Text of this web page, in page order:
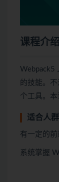
课程介绍
Webpack5
的技能。
个工具。
适合人群
有一定的
系统掌握